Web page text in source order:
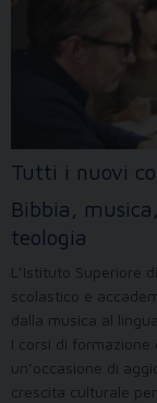
Tutti i nuovi
Bibbia,
teologia
L’Istituto Superiore
scolastico e
dalla musica al
I corsi di
un’occasione di
crescita culturale